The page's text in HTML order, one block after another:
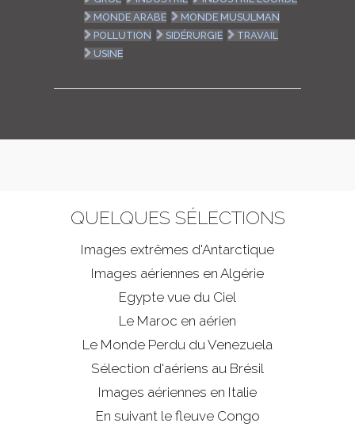
MONDE ARABE
MONDE MUSULMAN
POLLUTION
SIDÉRURGIE
TRAVAIL
USINE
QUELQUES SÉLECTIONS
Images extrêmes d'Antarctique
Images aériennes en Algérie
Egypte vue du Ciel
Le Maroc en aérien
Le Monde Perdu du Venezuela
Sélection d'aériens au Brésil
Images aériennes en Italie
En suivant le fleuve Congo